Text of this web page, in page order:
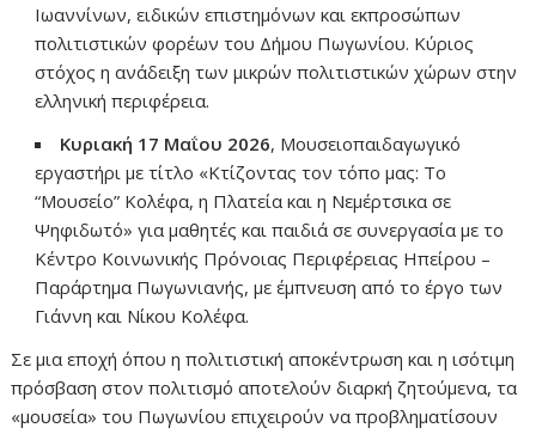
Ιωαννίνων, ειδικών επιστημόνων και εκπροσώπων
πολιτιστικών φορέων του Δήμου Πωγωνίου. Κύριος
στόχος η ανάδειξη των μικρών πολιτιστικών χώρων στην
ελληνική περιφέρεια.
Κυριακή 17 Μαΐου 2026, Μουσειοπαιδαγωγικό
εργαστήρι με τίτλο «Κτίζοντας τον τόπο μας: Το
“Μουσείο” Κολέφα, η Πλατεία και η Νεμέρτσικα σε
Ψηφιδωτό» για μαθητές και παιδιά σε συνεργασία με το
Κέντρο Κοινωνικής Πρόνοιας Περιφέρειας Ηπείρου –
Παράρτημα Πωγωνιανής, με έμπνευση από το έργο των
Γιάννη και Νίκου Κολέφα.
Σε μια εποχή όπου η πολιτιστική αποκέντρωση και η ισότιμη
πρόσβαση στον πολιτισμό αποτελούν διαρκή ζητούμενα, τα
«μουσεία» του Πωγωνίου επιχειρούν να προβληματίσουν